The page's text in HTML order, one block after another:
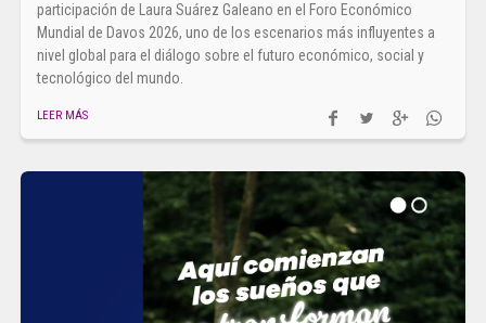
participación de Laura Suárez Galeano en el Foro Económico
Mundial de Davos 2026, uno de los escenarios más influyentes a
nivel global para el diálogo sobre el futuro económico, social y
tecnológico del mundo.
LEER MÁS